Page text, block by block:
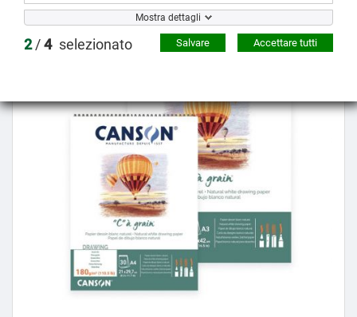
Prezzo scontato
Mostra dettagli
2/4 selezionato Accettare tutti
Salvare